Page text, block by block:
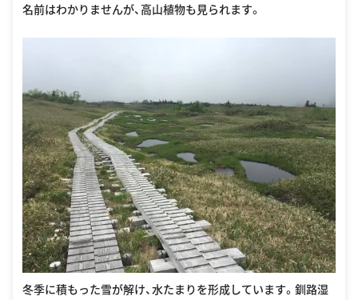
名前はわかりませんが、高山植物も見られます。
冬季に積もった雪が解け、水たまりを形成しています。釧路湿